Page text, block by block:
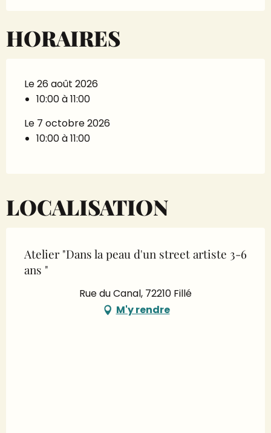
HORAIRES
Le 26 août 2026
10:00 à 11:00
Le 7 octobre 2026
10:00 à 11:00
LOCALISATION
Atelier "Dans la peau d'un street artiste 3-6
ans "
Rue du Canal, 72210 Fillé
M'y rendre